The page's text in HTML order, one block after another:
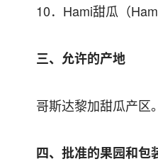
10．Hami甜瓜（Hami
三、允许的产地
哥斯达黎加甜瓜产区。
四、批准的果园和包